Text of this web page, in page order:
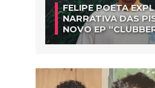
FELIPE POETA
NARRATIVA DAS
NOVO EP